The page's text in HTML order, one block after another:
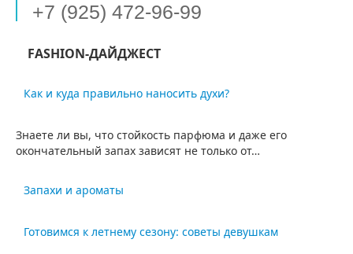
+7 (925) 472-96-99
FASHION-ДАЙДЖЕСТ
Как и куда правильно наносить духи?
Знаете ли вы, что стойкость парфюма и даже его
окончательный запах зависят не только от…
Запахи и ароматы
Некоторые люди страдают повышенной потливостью.
Готовимся к летнему сезону: советы девушкам